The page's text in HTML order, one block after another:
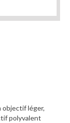
objectif léger,
polyvalent